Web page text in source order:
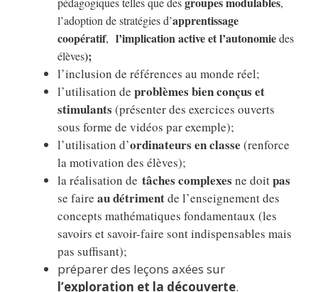
l’adoption de stratégies d’apprentissage
coopératif, l’implication active et l’autonomiedes
élèves);
l’inclusion de références au monde réel;
l’utilisation de problèmes bien conçus et
stimulants (présenter des exercices ouverts
sous forme de vidéos par exemple);
l’utilisation d’ordinateurs en classe (renforce
la motivation des élèves);
la réalisation de tâches complexes ne doitpas
se faire au détrimentde l’enseignement des
concepts mathématiques fondamentaux (les
savoirs et savoir-faire sont indispensables mais
pas suffisant);
préparer des leçons axées sur
l’exploration et la découverte.